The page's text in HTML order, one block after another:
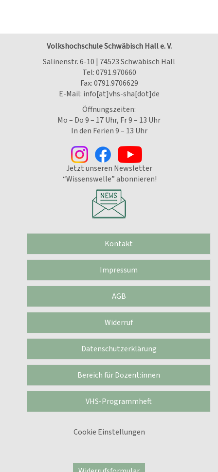
Volkshochschule Schwäbisch Hall e. V.
Salinenstr. 6-10 | 74523 Schwäbisch Hall
Tel:0791.970660
Fax: 0791.9706629
E-Mail: info[at]vhs-sha[dot]de
Öffnungszeiten:
Mo – Do 9 – 17 Uhr, Fr 9 – 13 Uhr
In den Ferien 9 – 13 Uhr
Jetzt unseren Newsletter
“Wissenswelle” abonnieren!
Kontakt
Impressum
AGB
Widerruf
Datenschutzerklärung
Bereich für Dozent:innen
VHS-Programmheft
Cookie Einstellungen